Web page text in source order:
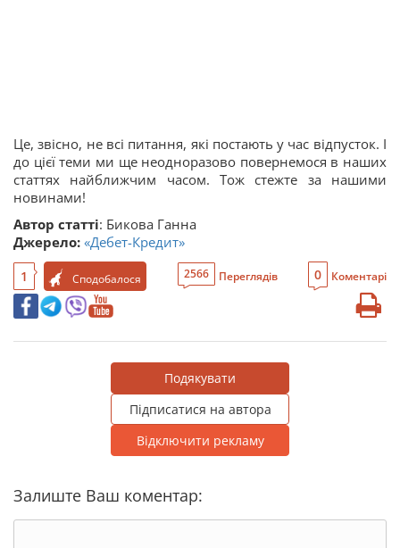
Це, звісно, не всі питання, які постають у час відпусток. І
до цієї теми ми ще неодноразово повернемося в наших
статтях найближчим часом. Тож стежте за нашими
новинами!
Автор статті: Бикова Ганна
Джерело: «Дебет-Кредит»
1 Сподобалося 2566 Переглядів 0 Коментарі
Подякувати
Підписатися на автора
Відключити рекламу
Залиште Ваш коментар: